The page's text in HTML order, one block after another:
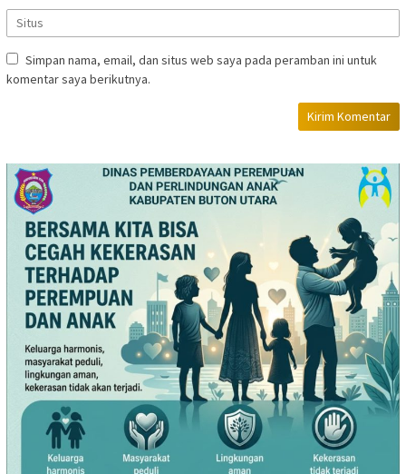
Simpan nama, email, dan situs web saya pada peramban ini untuk
komentar saya berikutnya.